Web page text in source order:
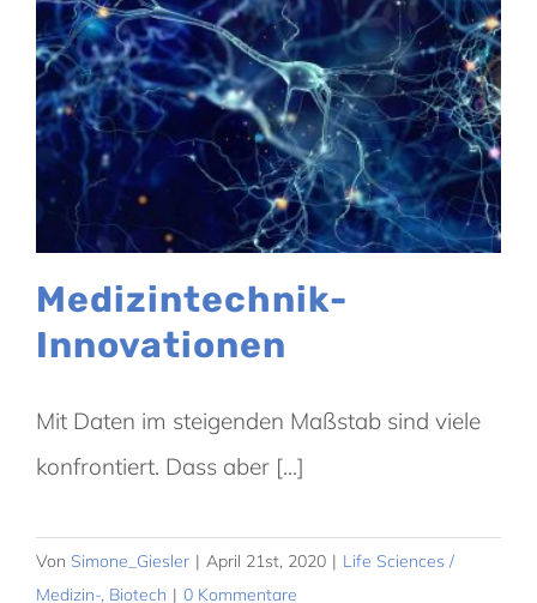
Medizintechnik-
Innovationen
Mit Daten im steigenden Maßstab sind viele
konfrontiert. Dass aber [...]
Von Simone_Giesler | April 21st, 2020 | Life Sciences /
Medizin-, Biotech | 0 Kommentare